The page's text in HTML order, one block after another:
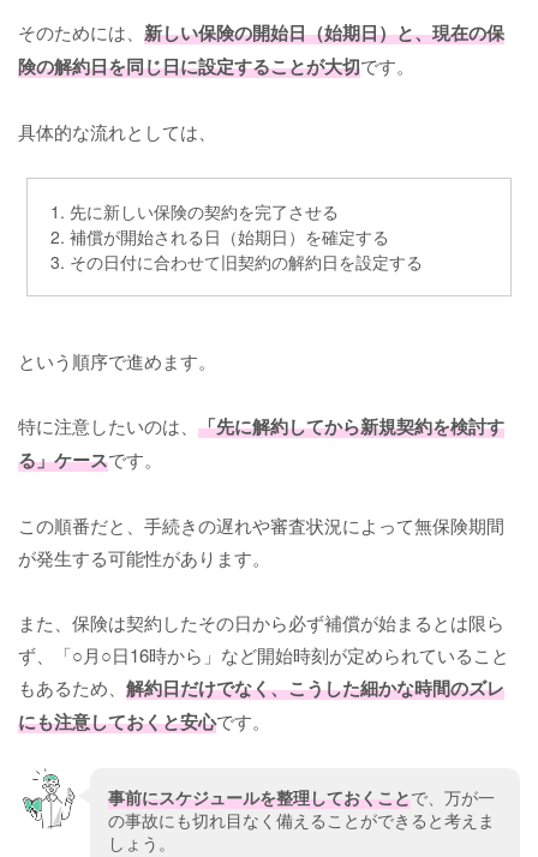
そのためには、 新しい保険の開始日（始期日）と、現在の保
険の解約日を同じ日に設定することが大切です。
具体的な流れとしては、
1. 先に新しい保険の契約を完了させる
2. 補償が開始される日（始期日）を確定する
3. その日付に合わせて旧契約の解約日を設定する
という順序で進めます。
特に注意したいのは、 「先に解約してから新規契約を検討す
る」ケースです。
この順番だと、手続きの遅れや審査状況によって無保険期間
が発生する可能性があります。
また、保険は契約したその日から必ず補償が始まるとは限ら
ず、「○月○日16時から」など開始時刻が定められていること
もあるため、 解約日だけでなく、こうした細かな時間のズレ
にも注意しておくと安心です。
事前にスケジュールを整理しておくことで、万が一
の事故にも切れ目なく備えることができると考えま
しょう。